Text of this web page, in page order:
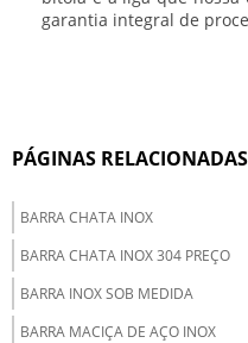
garantia integral de
PÁGINAS RELACIONADAS
BARRA CHATA INOX
BARRA CHATA INOX 304 PREÇO
BARRA INOX SOB MEDIDA
BARRA MACIÇA DE AÇO INOX